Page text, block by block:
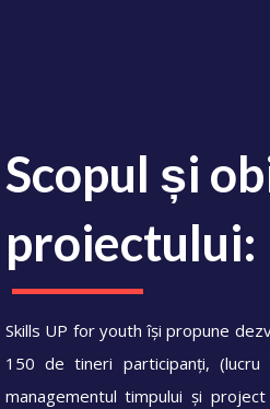
Scopul și
proiectului:
Skills UP for youth își propune
150 de tineri participanți, (lucru
managementul timpului și